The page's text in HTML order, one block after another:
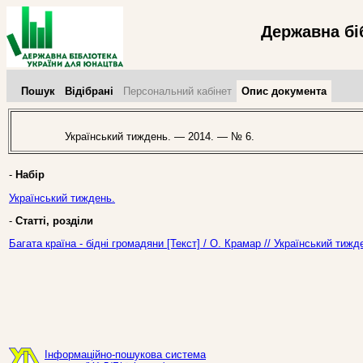
Державна
Пошук Відібрані Персональний кабінет Опис документа
Український тиждень. — 2014. — № 6.
- Набір
Український тиждень.
- Статті, розділи
Багата країна - бідні громадяни [Текст] / О. Крамар // Український
Інформаційно-пошукова система